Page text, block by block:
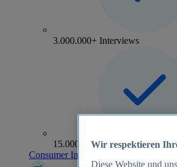
3.000.000+ Interviews
15.000+ Marken
Consumer Insights entdecken
Wir respektieren
Diese Website und